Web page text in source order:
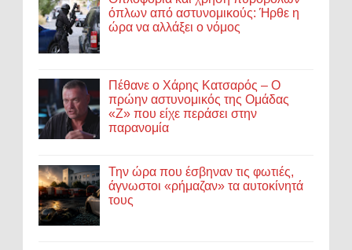
όπλων από αστυνομικούς: Ήρθε η
ώρα να αλλάξει ο νόμος
Πέθανε ο Χάρης Κατσαρός – Ο
πρώην αστυνομικός της Ομάδας
«Ζ» που είχε περάσει στην
παρανομία
Την ώρα που έσβηναν τις φωτιές,
άγνωστοι «ρήμαζαν» τα αυτοκίνητά
τους